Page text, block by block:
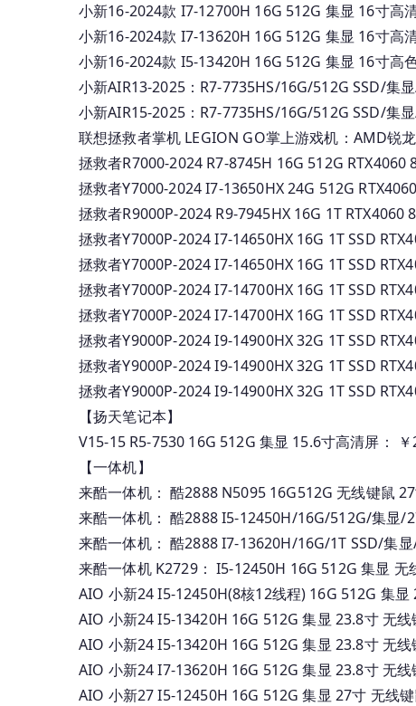
小新16-2024款 I7-12700H 16G 512G 集显 16寸高
小新16-2024款 I7-13620H 16G 512G 集显 16寸高
小新16-2024款 I5-13420H 16G 512G 集显 16寸高
小新AIR13-2025：R7-7735HS/16G/512G SSD/集
小新AIR15-2025：R7-7735HS/16G/512G SSD/集
联想拯救者掌机 LEGION GO掌上游戏机：AMD锐
拯救者R7000-2024 R7-8745H 16G 512G
拯救者Y7000-2024 I7-13650HX 24G 512G
拯救者R9000P-2024 R9-7945HX 16G 1T RTX4060
拯救者Y7000P-2024 I7-14650HX 16G 1T SSD
拯救者Y7000P-2024 I7-14650HX 16G 1T SSD
拯救者Y7000P-2024 I7-14700HX 16G 1T SSD
拯救者Y7000P-2024 I7-14700HX 16G 1T SSD
拯救者Y9000P-2024 I9-14900HX 32G 1T SSD
拯救者Y9000P-2024 I9-14900HX 32G 1T SSD
拯救者Y9000P-2024 I9-14900HX 32G 1T SSD
【扬天笔记本】
V15-15 R5-7530 16G 512G 集显 15.6寸高清屏：
【一体机】
来酷一体机： 酷2888 N5095 16G512G 无线键鼠
来酷一体机： 酷2888 I5-12450H/16G/512G/集显/
来酷一体机： 酷2888 I7-13620H/16G/1T SSD/集
来酷一体机 K2729： I5-12450H 16G 512G 集显
AIO 小新24 I5-12450H(8核12线程) 16G 512G 集
AIO 小新24 I5-13420H 16G 512G 集显 23.8寸 无
AIO 小新24 I5-13420H 16G 512G 集显 23.8寸 无
AIO 小新24 I7-13620H 16G 512G 集显 23.8寸 无
AIO 小新27 I5-12450H 16G 512G 集显 27寸 无线